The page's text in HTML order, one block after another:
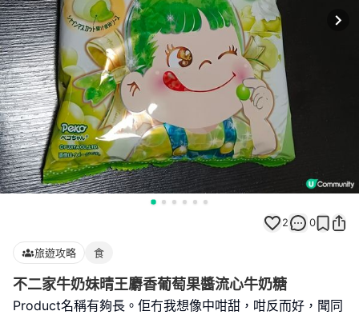
2 0
旅遊攻略 食
不二家牛奶妹晴王麝香葡萄果醬流心牛奶糖
Product名稱有夠長。佢冇我想像中咁甜，咁反而好，聞同